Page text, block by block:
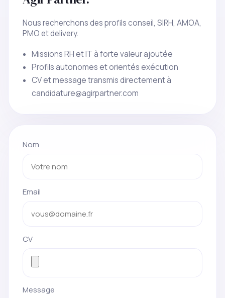
Nous recherchons des profils conseil, SIRH, AMOA,
PMO et delivery.
Missions RH et IT à forte valeur ajoutée
Profils autonomes et orientés exécution
CV et message transmis directement à
candidature@agirpartner.com
Nom
Email
CV
Message